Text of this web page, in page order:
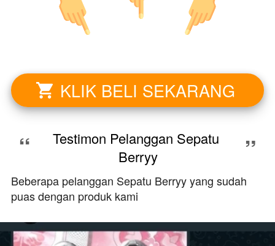
` KLIK BELI SEKARANG
“
Testimon Pelanggan Sepatu
Berryy
”
Beberapa pelanggan Sepatu Berryy yang sudah
puas dengan produk kami